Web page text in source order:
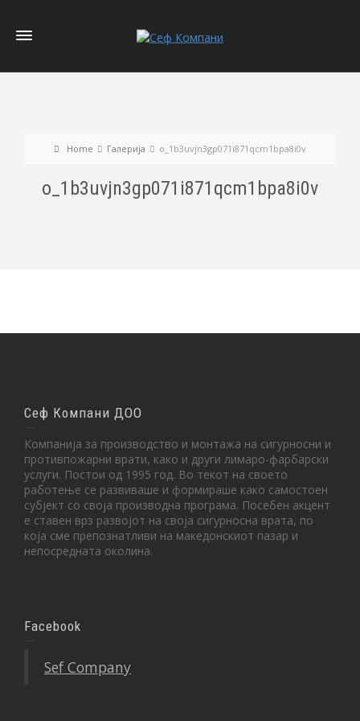
Home Галерија o_1b3uvjn3gp071i871qcm1bpa8i0v
o_1b3uvjn3gp071i871qcm1bpa8i0v
Сеф Компани ДОО
Компанија за производство и монтажа на сигурносни и
противпожарни врати, како и други лимаро-фарбарски
услуги. Постои од 1995 год. Во текот на своето
работење се развиваше и формираше како самостоен
субјект со своја производна програма. Посебен акцент
е ставен врз развојот на своја сигурносна врата, по
која сме препознатливи на македонскиот пазар и
непосредната околина.
Facebook
Sef Company